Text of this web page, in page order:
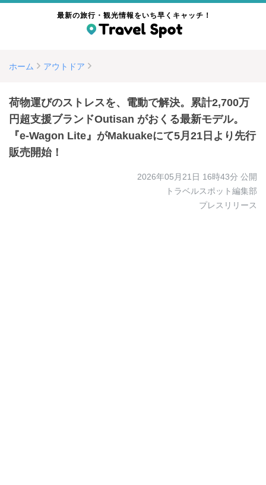
最新の旅行・観光情報をいち早くキャッチ！
ホーム アウトドア
荷物運びのストレスを、電動で解決。累計2,700万
円超支援ブランドOutisan がおくる最新モデル。
『e-Wagon Lite』がMakuakeにて5月21日より先行
販売開始！
2026年05月21日 16時43分 公開
トラベルスポット編集部
プレスリリース